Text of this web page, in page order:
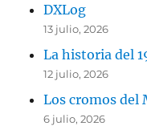
DXLog
13 julio, 2026
La historia del
12 julio, 2026
Los cromos del
6 julio, 2026